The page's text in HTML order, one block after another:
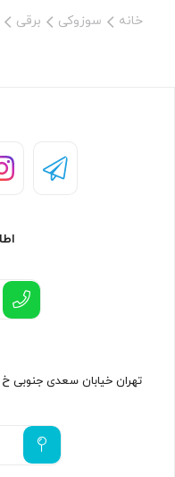
خانه سوزوکی برقی
تهران خیابان سعدی جنوبی خ